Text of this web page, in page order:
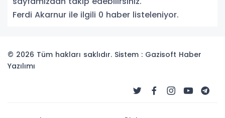
Ferdi Akarnur ile ilgili 0 haber listeleniyor.
© 2026 Tüm hakları saklıdır. Sistem : Gazisoft Haber
Yazılımı